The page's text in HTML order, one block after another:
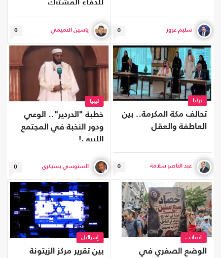
سليم عزوز 0
للدفاع المشترك
ياسين التميمي 0
تركيا
تحالف مكة المكرمة.. بين
العاطفة والعقل
عبد الناصر سلامة 0
ليبيا
خطبة "الدردير".. الوعي
ودور النخبة في المجتمع
الليبي!
السنوسي بسيكري 0
انقلاب
الوضع الصفري في
إسرائيل
بين تقرير مركز الزيتونة